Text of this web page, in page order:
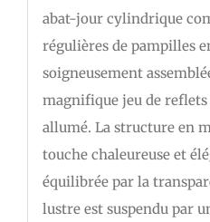
abat-jour cylindrique
régulières de pampilles
soigneusement
magnifique jeu de
allumé. La structure en
touche chaleureuse et
équilibrée par la
lustre est suspendu par